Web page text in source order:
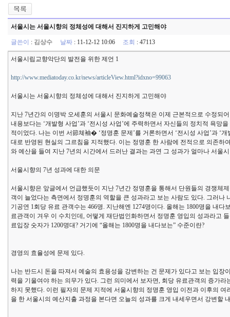
서울시는 서울시향의 정체성에 대해서 진지하게 고민해야
글쓴이 : 김상수 날짜 : 11-12-12 10:06 조회 : 47113
서울시립교향악단의 발전을 위한 제언 1
http://www.mediatoday.co.kr/news/articleView.html?idxno=99063
서울시는 서울시향의 정체성에 대해서 진지하게 고민해야
지난 7년간의 이명박 오세훈의 서울시 문화예술정책은 이제 근본적으로 수정되
내용보다는 ‘개발형 사업’과 ‘전시성 사업’에 주력하면서 자신들의 정치적 욕
적이었다. 나는 이번 서節쳬袖� ‘정명훈 문제’를 거론하면서 ‘전시성 사업’과 ‘
대로 반영된 현실의 그르침을 지적했다. 이는 정명훈 한 사람에 전적으로 의존하
와 예산을 들여 지난 7년의 시간에서 드러난 결과는 과연 그 성과가 얼마나 서울
서울시향의 7년 성과에 대한 의문
서울시향은 앞글에서 언급했듯이 지난 7년간 정명훈을 통해서 단원들의 경쟁체
객이 늘었다는 측면에서 정명훈의 역할을 큰 성과라고 보는 사람도 있다. 그러
기공연 1회당 유료 관객수는 466명. 지난해엔 1274명이다. 올해는 1800명을 내
료관객이 겨우 이 수치인데, 어떻게 재단법인화하면서 정명훈 영입의 성과라고
료입장 숫자가 1200명대? 거기에 “올해는 1800명을 내다보는” 수준이란?
경영의 효율성에 문제 있다.
나는 반드시 돈을 따져서 예술의 효용성을 강변하는 건 문제가 있다고 보는 입
력을 기울여야 하는 의무가 있다. 그런 의미에서 보자면, 회당 유료관객의 증가
하지 못했다. 이런 필자의 문제 지적에 서울시향의 정명훈 영입 이전과 이후의
을 한 서울시의 예산지출 과정을 본다면 오늘의 성과를 크게 내세우면서 강변할